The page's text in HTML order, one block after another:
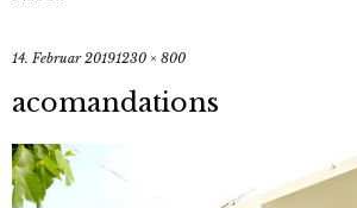
14. Februar 20191230 × 800
acomandations